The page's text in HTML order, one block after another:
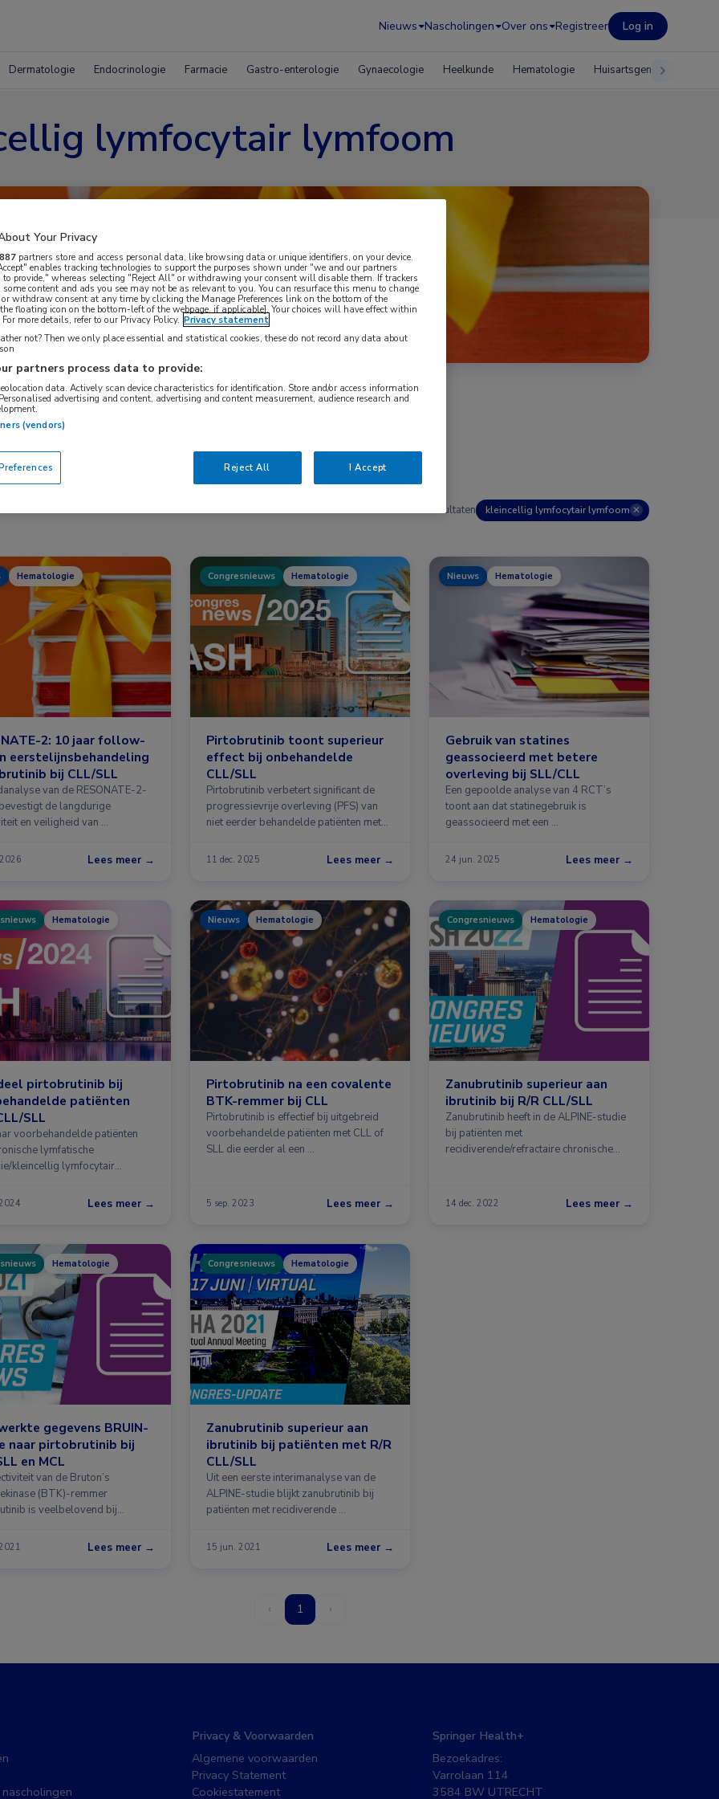
Nieuws Nascholingen Over ons Registreer Log in
Dermatologie Endocrinologie Farmacie Gastro-enterologie Gynaecologie Heelkunde Hematologie Huisartsgeneeskunde
lymfocytair lymfoom
Nascholing
8 resultaten kleincellig lymfocytair lymfoom ✕
Hematologie
2: 10 jaar follow-
eerstelijnsbehandeling
bij CLL/SLL
van de RESONATE-2-
de langdurige
en veiligheid van …
Lees meer →
Congresnieuws Hematologie
Pirtobrutinib toont superieur
effect bij onbehandelde
CLL/SLL
Pirtobrutinib verbetert significant de
progressievrije overleving (PFS) van
niet eerder behandelde patiënten met
11 dec. 2025 Lees meer →
Nieuws Hematologie
Gebruik van statines
geassocieerd met betere
overleving bij SLL/CLL
Een gepoolde analyse van 4 RCT’s
toont aan dat statinegebruik is
geassocieerd met een …
24 jun. 2025 Lees meer →
Hematologie
pirtobrutinib bij
patiënten
SLL
voorbehandelde patiënten
lymfatische
kleincellig lymfocytair
…
Lees meer →
Nieuws Hematologie
Pirtobrutinib na een covalente
BTK-remmer bij CLL
Pirtobrutinib is effectief bij uitgebreid
voorbehandelde patiënten met CLL of
SLL die eerder al een …
5 sep. 2023 Lees meer →
Congresnieuws Hematologie
Zanubrutinib superieur aan
ibrutinib bij R/R CLL/SLL
Zanubrutinib heeft in de ALPINE-studie
bij patiënten met
recidiverende/refractaire chronische
14 dec. 2022 Lees meer →
Hematologie
gegevens BRUIN-
naar pirtobrutinib bij
en MCL
van de Bruton’s
(BTK)-remmer
is veelbelovend bij
Lees meer →
Congresnieuws Hematologie
Zanubrutinib superieur aan
ibrutinib bij patiënten met R/R
CLL/SLL
Uit een eerste interimanalyse van de
ALPINE-studie blijkt zanubrutinib bij
patiënten met recidiverende …
15 jun. 2021 Lees meer →
‹ 1 ›
Privacy & Voorwaarden
Algemene voorwaarden
Privacy Statement
Cookiestatement
Springer Health+
Bezoekadres:
Varrolaan 114
3584 BW UTRECHT
Your Privacy
887 partners store and access personal data, like browsing data or unique identifiers, on your device.
enables tracking technologies to support the purposes shown under "we and our partners
to provide," whereas selecting "Reject All" or withdrawing your consent will disable them. If trackers
some content and ads you see may not be as relevant to you. You can resurface this menu to change
or withdraw consent at any time by clicking the Manage Preferences link on the bottom of the
floating icon on the bottom-left of the webpage, if applicable]. Your choices will have effect within
more details, refer to our Privacy Policy. Privacy statement
not? Then we only place essential and statistical cookies, these do not record any data about
partners process data to provide:
data. Actively scan device characteristics for identification. Store and/or access information
advertising and content, advertising and content measurement, audience research and
(vendors)
Reject All I Accept